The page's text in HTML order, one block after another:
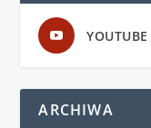
YOUTUBE
ARCHIWA